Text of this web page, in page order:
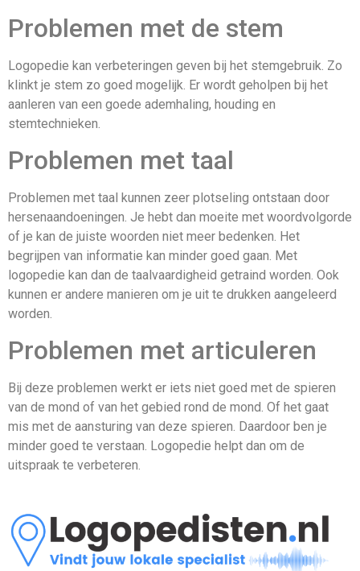
Problemen met de stem
Logopedie kan verbeteringen geven bij het stemgebruik. Zo
klinkt je stem zo goed mogelijk. Er wordt geholpen bij het
aanleren van een goede ademhaling, houding en
stemtechnieken.
Problemen met taal
Problemen met taal kunnen zeer plotseling ontstaan door
hersenaandoeningen. Je hebt dan moeite met woordvolgorde
of je kan de juiste woorden niet meer bedenken. Het
begrijpen van informatie kan minder goed gaan. Met
logopedie kan dan de taalvaardigheid getraind worden. Ook
kunnen er andere manieren om je uit te drukken aangeleerd
worden.
Problemen met articuleren
Bij deze problemen werkt er iets niet goed met de spieren
van de mond of van het gebied rond de mond. Of het gaat
mis met de aansturing van deze spieren. Daardoor ben je
minder goed te verstaan. Logopedie helpt dan om de
uitspraak te verbeteren.